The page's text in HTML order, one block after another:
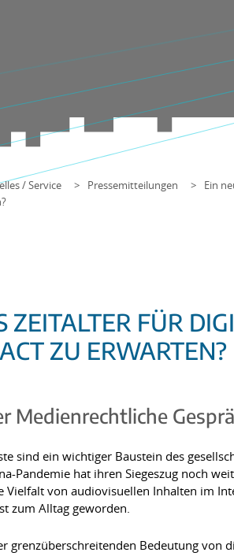
/ Service Pressemitteilungen
Ein
ZEITALTER FÜR
ZU ERWARTEN?
Medienrechtliche
sind ein wichtiger Baustein des
Pandemie hat ihren Siegeszug noch
Vielfalt von audiovisuellen Inhalten im
zum Alltag geworden.
grenzüberschreitenden Bedeutung von